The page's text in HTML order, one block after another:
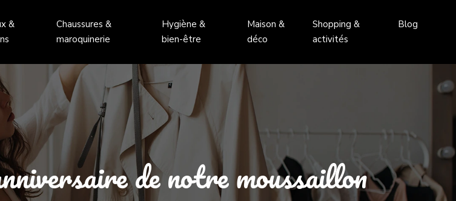
&
Chaussures &
maroquinerie
Hygiène &
bien-être
Maison &
déco
Shopping &
activités
Blog
de notre moussaillon